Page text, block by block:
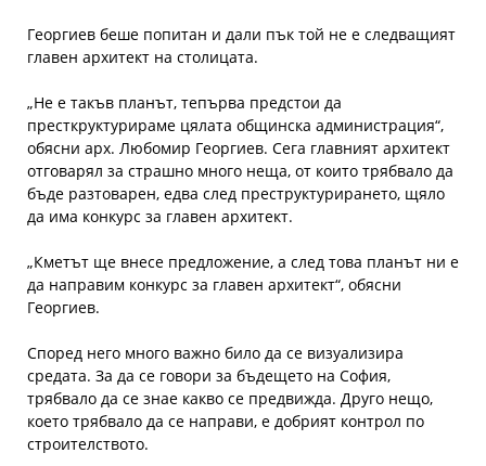
Георгиев беше попитан и дали пък той не е следващият
главен архитект на столицата.
„Не е такъв планът, тепърва предстои да
престкруктурираме цялата общинска администрация“,
обясни арх. Любомир Георгиев. Сега главният архитект
отговарял за страшно много неща, от които трябвало да
бъде разтоварен, едва след преструктурирането, щяло
да има конкурс за главен архитект.
„Кметът ще внесе предложение, а след това планът ни е
да направим конкурс за главен архитект“, обясни
Георгиев.
Според него много важно било да се визуализира
средата. За да се говори за бъдещето на София,
трябвало да се знае какво се предвижда. Друго нещо,
което трябвало да се направи, е добрият контрол по
строителството.